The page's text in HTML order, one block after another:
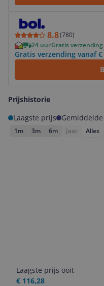
8.8(780)
24 uurGratis verzending
Gratis verzending vanaf
Bekijk product
Prijshistorie
Laagste prijs
1m 3m 6m Jaar Alles
Laagste prijs ooit
€ 116,28